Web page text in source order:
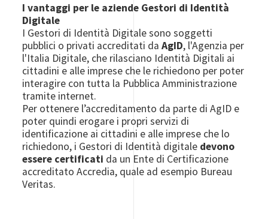
I vantaggi per le aziende Gestori di Identità
Digitale
I Gestori di Identità Digitale sono soggetti
pubblici o privati accreditati daAgID, l'Agenzia per
l'Italia Digitale, che rilasciano Identità Digitali ai
cittadini e alle imprese che le richiedono per poter
interagire con tutta la Pubblica Amministrazione
tramite internet.
Per ottenere l’accreditamento da parte di AgID e
poter quindi erogare i propri servizi di
identificazione ai cittadini e alle imprese che lo
richiedono, i Gestori di Identità digitale devono
essere certificati da un Ente di Certificazione
accreditato Accredia, quale ad esempio Bureau
Veritas.